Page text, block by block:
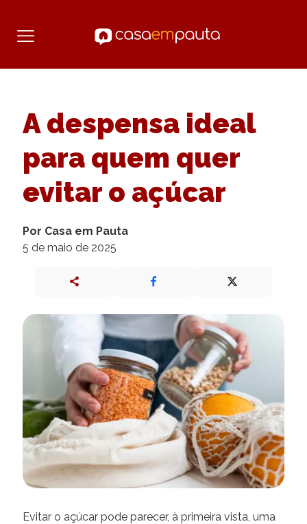
A despensa ideal
para quem quer
evitar o açúcar
Por Casa em Pauta
5 de maio de 2025
Evitar o açúcar pode parecer, à primeira vista, uma